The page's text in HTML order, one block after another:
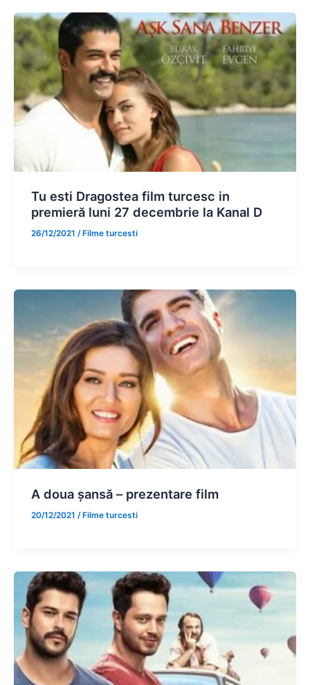
Tu esti Dragostea film turcesc in
premieră luni 27 decembrie la Kanal D
26/12/2021 / Filme turcesti
A doua șansă – prezentare film
20/12/2021 / Filme turcesti